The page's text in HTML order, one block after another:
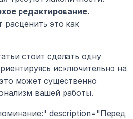
редактирование.
расценить это как
стоит сделать одну
исключительно на
может существенно
вашей работы.
description="Перед